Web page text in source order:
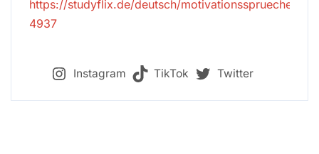
https://studyflix.de/deutsch/motivationssprueche-
4937
Instagram TikTok Twitter